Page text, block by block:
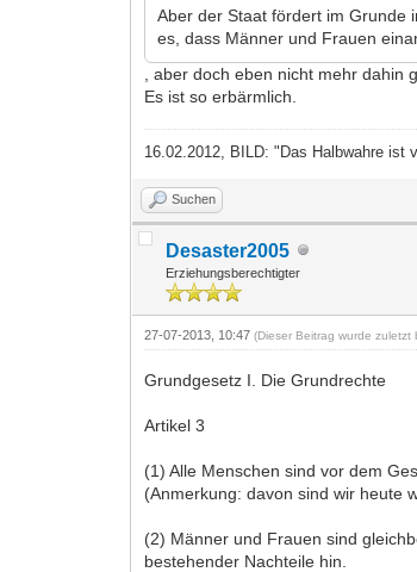
Aber der Staat fördert im Grunde
es, dass Männer und Frauen
, aber doch eben nicht mehr
Es ist so erbärmlich.
16.02.2012, BILD: "Das Halbwahre ist
Suchen
Desaster2005
Erziehungsberechtigter
27-07-2013, 10:47(Dieser Beitrag wurde
Grundgesetz I. Die Grundrechte
Artikel 3
(1) Alle Menschen sind vor dem
(Anmerkung: davon sind wir heute
(2) Männer und Frauen sind
bestehender Nachteile hin.